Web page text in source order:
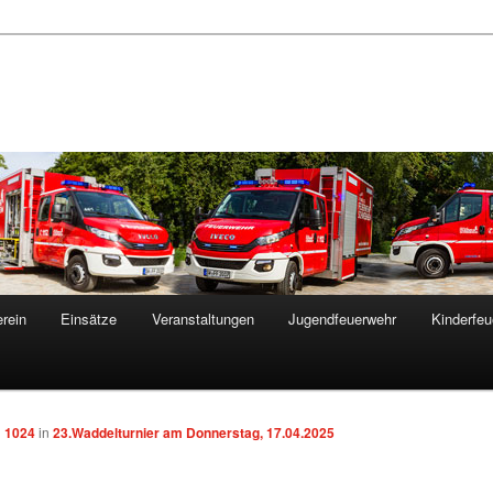
Einsätze Veranstaltungen Jugendfeuerwehr
1024in 23.Waddelturnier am Donnerstag, 17.04.2025